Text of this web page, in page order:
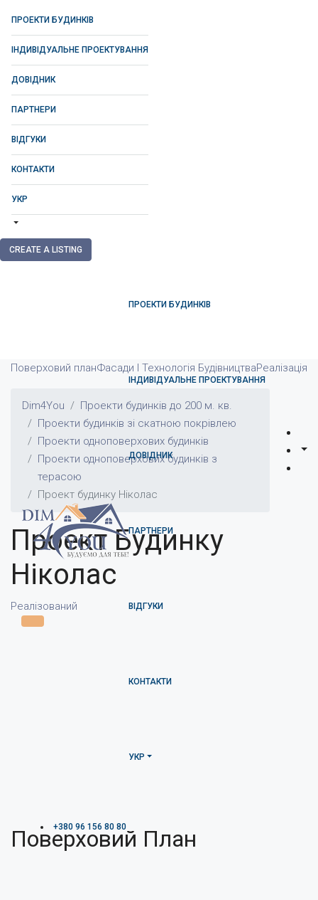
ПРОЕКТИ БУДИНКІВ
ІНДИВІДУАЛЬНЕ ПРОЕКТУВАННЯ
ДОВІДНИК
ПАРТНЕРИ
ВІДГУКИ
КОНТАКТИ
УКР
CREATE A LISTING
ПРОЕКТИ БУДИНКІВ
ІНДИВІДУАЛЬНЕ ПРОЕКТУВАННЯ
ДОВІДНИК
ПАРТНЕРИ
ВІДГУКИ
КОНТАКТИ
УКР
+380 96 156 80 80
Поверховий планФасади І Технологія БудівництваРеалізація
Dim4You
Проекти будинків до 200 м. кв.
Проекти будинків зі скатною покрівлею
Проекти одноповерхових будинків
Проекти одноповерхових будинків з
терасою
Проект будинку Ніколас
Проект Будинку
Ніколас
Реалізований
Поверховий План